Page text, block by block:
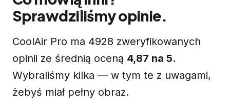
Sprawdziliśmy opinie.
CoolAir Pro ma 4928 zweryfikowanych
opinii ze średnią oceną 4,87 na 5.
Wybraliśmy kilka — w tym te z uwagami,
żebyś miał pełny obraz.